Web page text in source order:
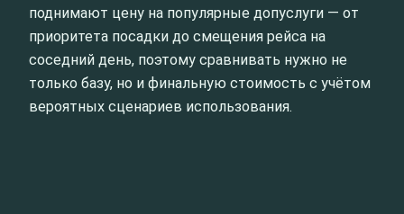
поднимают цену на популярные допуслуги — от
приоритета посадки до смещения рейса на
соседний день, поэтому сравнивать нужно не
только базу, но и финальную стоимость с учётом
вероятных сценариев использования.